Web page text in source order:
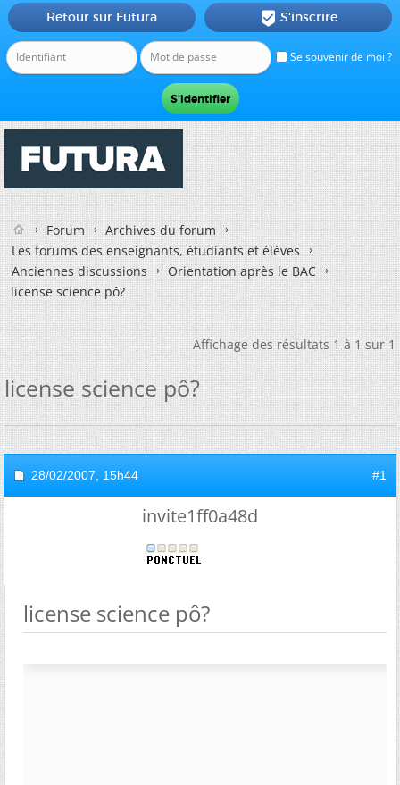
Se souvenir de moi ?
Retour sur Futura  S'inscrire
Forum
Archives du forum
Les forums des enseignants, étudiants et élèves
Anciennes discussions
Orientation après le BAC
license science pô?
Affichage des résultats 1 à 1 sur 1
license science pô?
28/02/2007, 15h44 #1
invite1ff0a48d
license science pô?